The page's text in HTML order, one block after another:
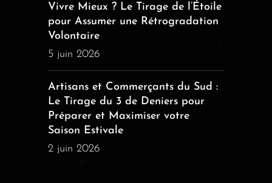
Vivre Mieux ? Le Tirage de l’Étoile
pour Assumer une Rétrogradation
Volontaire
5 juin 2026
Artisans et Commerçants du Sud :
Le Tirage du 3 de Deniers pour
Préparer et Maximiser votre
Saison Estivale
2 juin 2026